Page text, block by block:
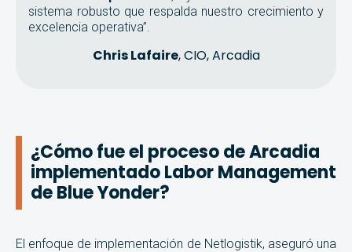
sistema robusto que respalda nuestro crecimiento y
excelencia operativa”.
Chris Lafaire, CIO, Arcadia
¿Cómo fue el proceso de Arcadia
implementado Labor Management
de Blue Yonder?
El enfoque de implementación de Netlogistik, aseguró una